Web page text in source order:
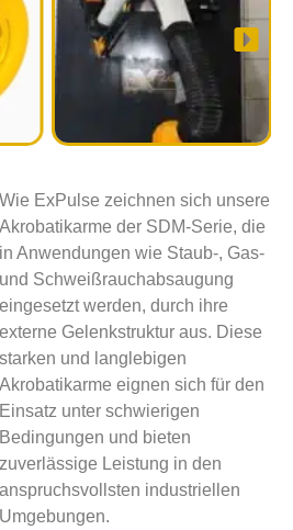
Wie ExPulse zeichnen sich unsere
Akrobatikarme der SDM-Serie, die
in Anwendungen wie Staub-, Gas-
und Schweißrauchabsaugung
eingesetzt werden, durch ihre
externe Gelenkstruktur aus. Diese
starken und langlebigen
Akrobatikarme eignen sich für den
Einsatz unter schwierigen
Bedingungen und bieten
zuverlässige Leistung in den
anspruchsvollsten industriellen
Umgebungen.